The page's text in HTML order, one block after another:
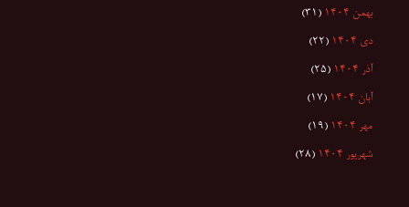
بهمن ۱۴۰۴ (۳۱)
دی ۱۴۰۴ (۲۲)
آذر ۱۴۰۴ (۲۵)
آبان ۱۴۰۴ (۱۷)
مهر ۱۴۰۴ (۱۹)
شهریور ۱۴۰۴ (۲۸)